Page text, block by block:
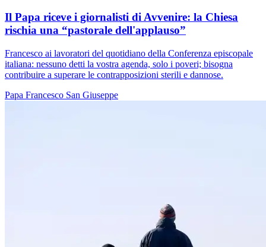
Il Papa riceve i giornalisti di Avvenire: la Chiesa
rischia una “pastorale dell'applauso”
Francesco ai lavoratori del quotidiano della Conferenza episcopale
italiana: nessuno detti la vostra agenda, solo i poveri; bisogna
contribuire a superare le contrapposizioni sterili e dannose.
Papa Francesco San Giuseppe